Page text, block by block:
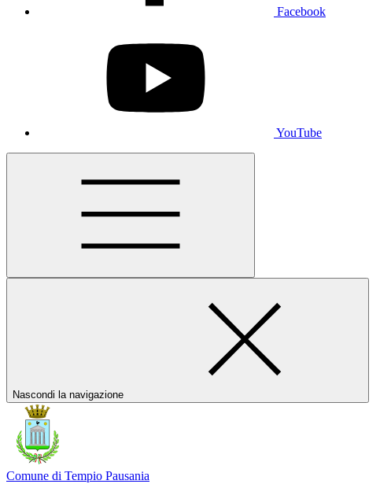
Facebook
YouTube
Nascondi la navigazione
Comune di Tempio Pausania